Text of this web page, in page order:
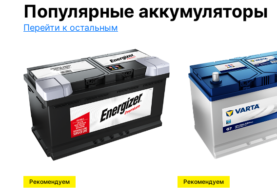
Популярные аккумуляторы
Перейти к остальным
Рекомендуем Рекомендуем